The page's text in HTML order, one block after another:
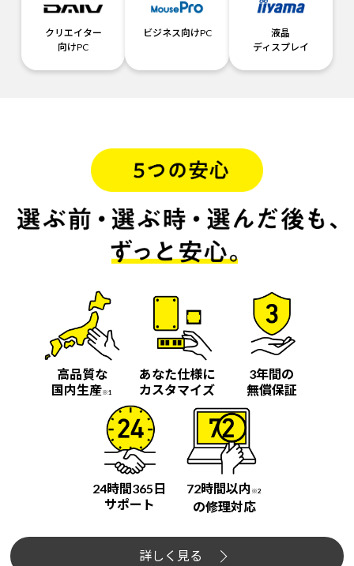
クリエイター
向けPC
ビジネス向けPC
液晶
ディスプレイ
高品質な
国内生産※1
あなた仕様に
カスタマイズ
3年間の
無償保証
24時間365日
サポート
72時間以内 ※2
の修理対応
詳しく見る